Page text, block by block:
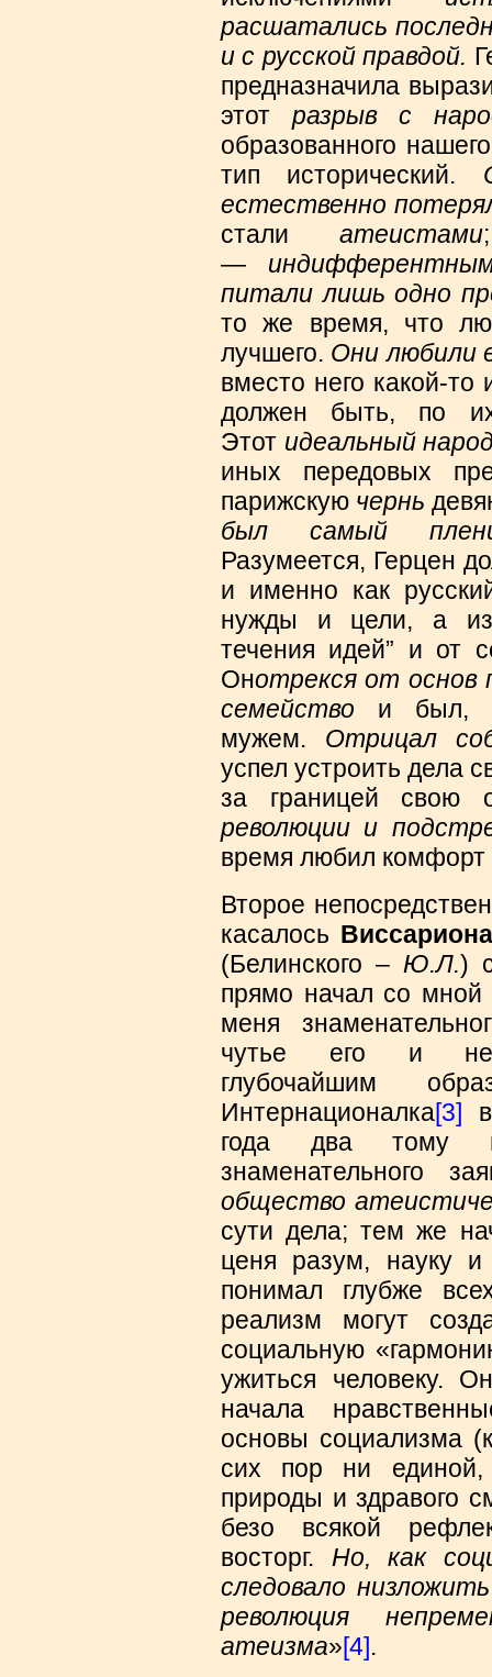
расшатались
и с русской правдой.
предназначила
этот разрыв с
образованного
тип исторический.
естественно
стали атеистами
—
питали лишь одно
то же время, что
лучшего. Они любили
вместо него какой-
должен быть, по
Этот идеальный
иных передовых
парижскую чернь
был самый
Разумеется, Герцен
и именно как
нужды и цели, а из
течения идей” и от
Онотрекся от основ
семейство и был,
мужем. Отрицал
успел устроить дела
за границей свою
революции и
время любил
Второе
касалось
(Белинского – Ю.Л.)
прямо начал со
меня
чутье его и
глубочайшим
Интернационалка[3]
года два тому
знаменательного
общество
сути дела; тем же
ценя разум, науку
понимал глубже
реализм могут
социальную
ужиться человеку.
начала
основы социализма
сих пор ни единой,
природы и здравого
безо всякой
восторг. Но, как
следовало
революция
атеизма»[4].